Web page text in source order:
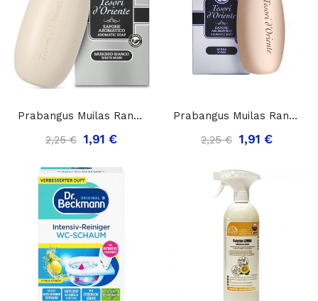
Prabangus Muilas Rankų Ir Kūno Priežiūrai...
2,25 € 1,91 €
Prabangus Muilas Rankų Ir Kūno Priežiūrai...
2,25 € 1,91 €